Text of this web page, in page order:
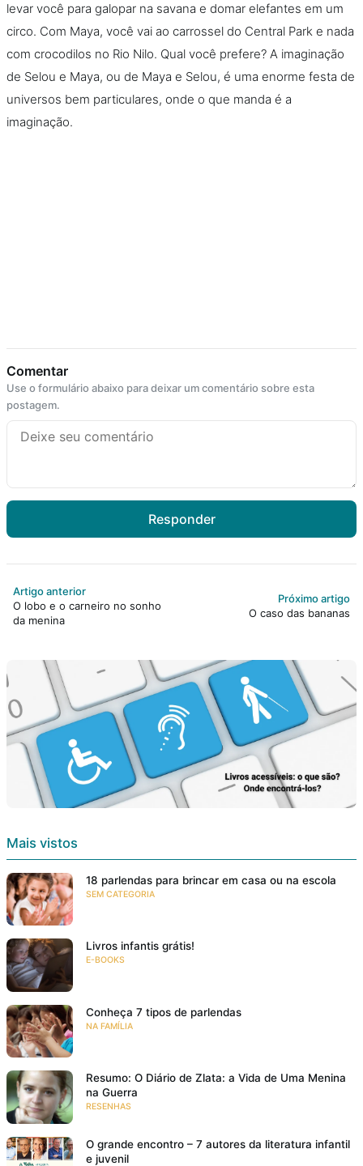
levar você para galopar na savana e domar elefantes em um
circo. Com Maya, você vai ao carrossel do Central Park e nada
com crocodilos no Rio Nilo. Qual você prefere? A imaginação
de Selou e Maya, ou de Maya e Selou, é uma enorme festa de
universos bem particulares, onde o que manda é a
imaginação.
Comentar
Use o formulário abaixo para deixar um comentário sobre esta
postagem.
Responder
Artigo anterior
O lobo e o carneiro no sonho
da menina
Próximo artigo
O caso das bananas
Mais vistos
18 parlendas para brincar em casa ou na escola
SEM CATEGORIA
Livros infantis grátis!
E-BOOKS
Conheça 7 tipos de parlendas
NA FAMÍLIA
Resumo: O Diário de Zlata: a Vida de Uma Menina
na Guerra
RESENHAS
O grande encontro – 7 autores da literatura infantil
e juvenil